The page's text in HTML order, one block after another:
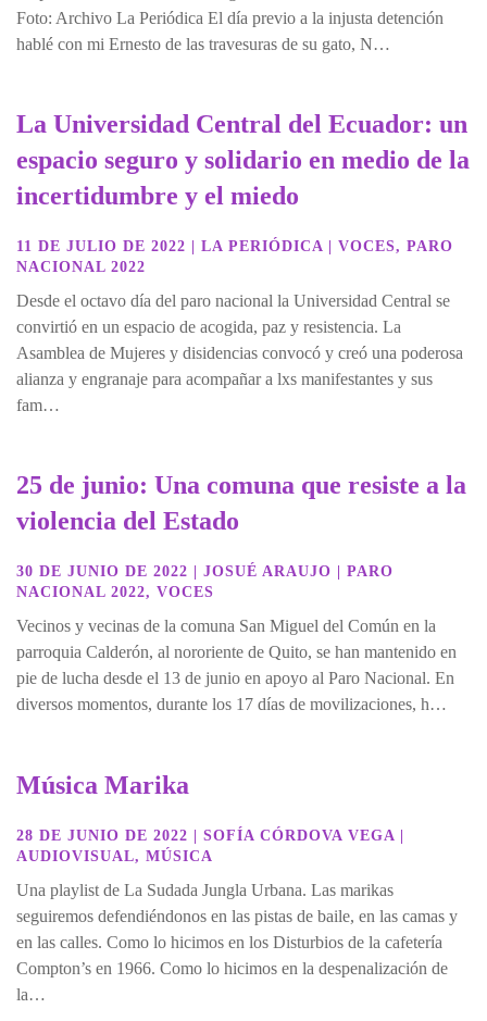
Foto: Archivo La Periódica El día previo a la injusta detención
hablé con mi Ernesto de las travesuras de su gato, N…
La Universidad Central del Ecuador: un
espacio seguro y solidario en medio de la
incertidumbre y el miedo
11 DE JULIO DE 2022 LA PERIÓDICA VOCES, PARO
NACIONAL 2022
Desde el octavo día del paro nacional la Universidad Central se
convirtió en un espacio de acogida, paz y resistencia. La
Asamblea de Mujeres y disidencias convocó y creó una poderosa
alianza y engranaje para acompañar a lxs manifestantes y sus
fam…
25 de junio: Una comuna que resiste a la
violencia del Estado
30 DE JUNIO DE 2022 JOSUÉ ARAUJO
PARO
NACIONAL 2022, VOCES
Vecinos y vecinas de la comuna San Miguel del Común en la
parroquia Calderón, al nororiente de Quito, se han mantenido en
pie de lucha desde el 13 de junio en apoyo al Paro Nacional. En
diversos momentos, durante los 17 días de movilizaciones, h…
Música Marika
28 DE JUNIO DE 2022 | SOFÍA CÓRDOVA VEGA |
AUDIOVISUAL, MÚSICA
Una playlist de La Sudada Jungla Urbana. Las marikas
seguiremos defendiéndonos en las pistas de baile, en las camas y
en las calles. Como lo hicimos en los Disturbios de la cafetería
Compton’s en 1966. Como lo hicimos en la despenalización de
la…